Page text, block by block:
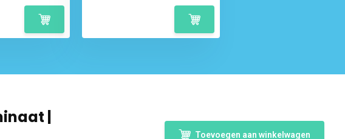
|
Toevoegen aan winkelwagen